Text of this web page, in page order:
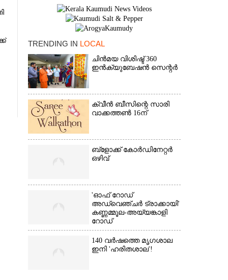
TRENDING IN LOCAL
ചിൻമയ വിശിഷ്ട് 360
ഇൻക്യുബേഷൻ സെന്റർ
ക്വീൻ ബീസിന്റെ സാരി
വാക്കത്തൺ 16ന്
ബ്‌ളോക്ക് കോർഡിനേറ്റർ
ഒഴിവ്
'ഓഫ് റോഡ്
അഡ്വെഞ്ചർ ട്രാക്കായി'
കണ്ണമ്മൂല-അയ്യങ്കാളി
റോഡ്
140 വർഷത്തെ മൃഗശാല
ഇനി 'ഹരിതശാല'!
×